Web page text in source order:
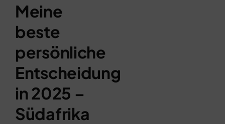
Meine
beste
persönliche
Entscheidung
in 2025 –
Südafrika